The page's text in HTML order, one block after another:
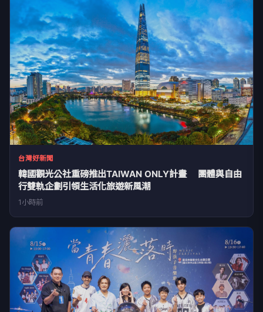
台灣好新聞
韓國觀光公社重磅推出TAIWAN ONLY計畫 團體與自由
行雙軌企劃引領生活化旅遊新風潮
1小時前